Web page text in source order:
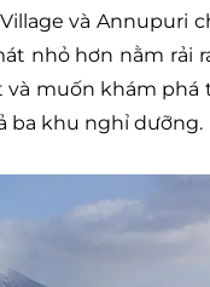
và Annupuri
nhỏ hơn nằm rải
muốn khám phá
ba khu nghỉ dưỡng.